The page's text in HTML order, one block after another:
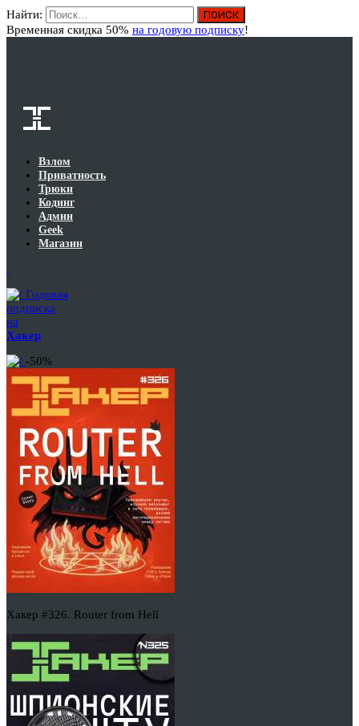
Найти:
Временная скидка 50% на годовую подписку!
Взлом
Приватность
Трюки
Кодинг
Админ
Geek
Магазин
Годовая
подписка
на
Хакер
-50%
Хакер #326. Router from Hell